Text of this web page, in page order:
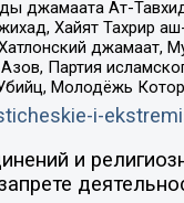
джамаата Ат-
Хайят Тахрир
джамаат,
Партия
Молодёжь
i-
и